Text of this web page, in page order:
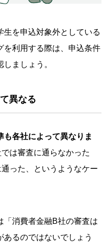
生を申込対象外としている
を利用する際は、申込条件
ましょう。
異なる
も各社によって異なりま
は審査に通らなかった
った、というようなケー
「消費者金融B社の審査は
るのではないでしょう